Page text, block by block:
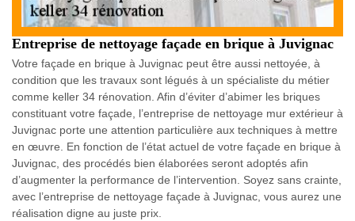
Entreprise de nettoyage façade en brique à Juvignac
Votre façade en brique à Juvignac peut être aussi nettoyée, à
condition que les travaux sont légués à un spécialiste du métier
comme keller 34 rénovation. Afin d’éviter d’abimer les briques
constituant votre façade, l’entreprise de nettoyage mur extérieur à
Juvignac porte une attention particulière aux techniques à mettre
en œuvre. En fonction de l’état actuel de votre façade en brique à
Juvignac, des procédés bien élaborées seront adoptés afin
d’augmenter la performance de l’intervention. Soyez sans crainte,
avec l’entreprise de nettoyage façade à Juvignac, vous aurez une
réalisation digne au juste prix.